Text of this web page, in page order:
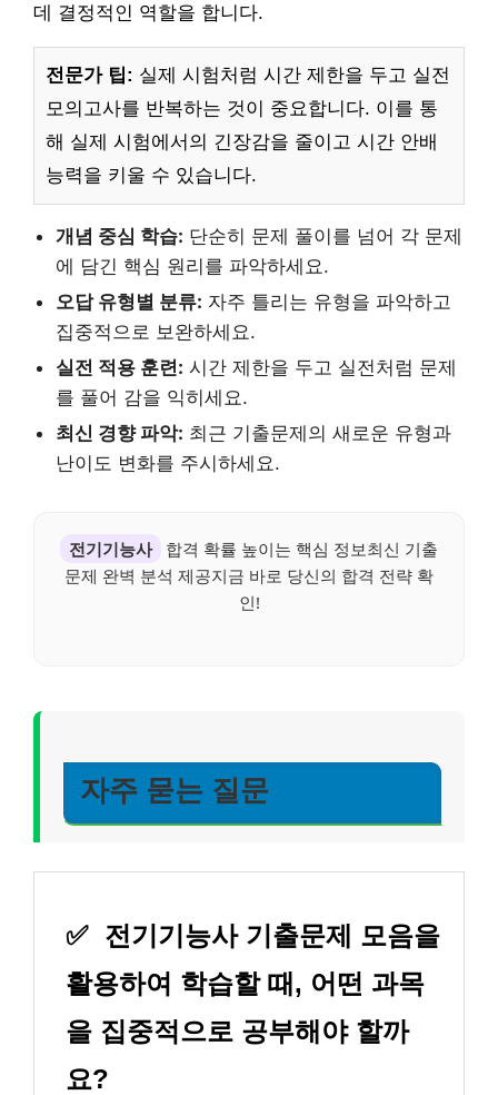
데 결정적인 역할을 합니다.
전문가 팁: 실제 시험처럼 시간 제한을 두고 실전
모의고사를 반복하는 것이 중요합니다. 이를 통
해 실제 시험에서의 긴장감을 줄이고 시간 안배
능력을 키울 수 있습니다.
개념 중심 학습: 단순히 문제 풀이를 넘어 각 문제
에 담긴 핵심 원리를 파악하세요.
오답 유형별 분류: 자주 틀리는 유형을 파악하고
집중적으로 보완하세요.
실전 적용 훈련: 시간 제한을 두고 실전처럼 문제
를 풀어 감을 익히세요.
최신 경향 파악: 최근 기출문제의 새로운 유형과
난이도 변화를 주시하세요.
전기기능사
합격 확률 높이는 핵심 정보최신 기출
문제 완벽 분석 제공지금 바로 당신의 합격 전략 확
인!
자주 묻는 질문
✅ 전기기능사 기출문제 모음을
활용하여 학습할 때, 어떤 과목
을 집중적으로 공부해야 할까
요?